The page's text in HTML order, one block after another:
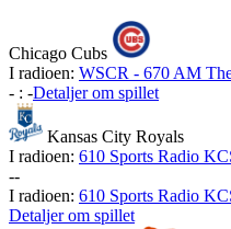
Chicago Cubs
I radioen: WSCR - 670 AM
- : -Detaljer om spillet
Kansas City Royals
I radioen: 610 Sports Radio
--
I radioen: 610 Sports Radio
Detaljer om spillet